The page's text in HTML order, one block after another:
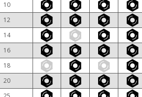
10
12
14
16
18
20